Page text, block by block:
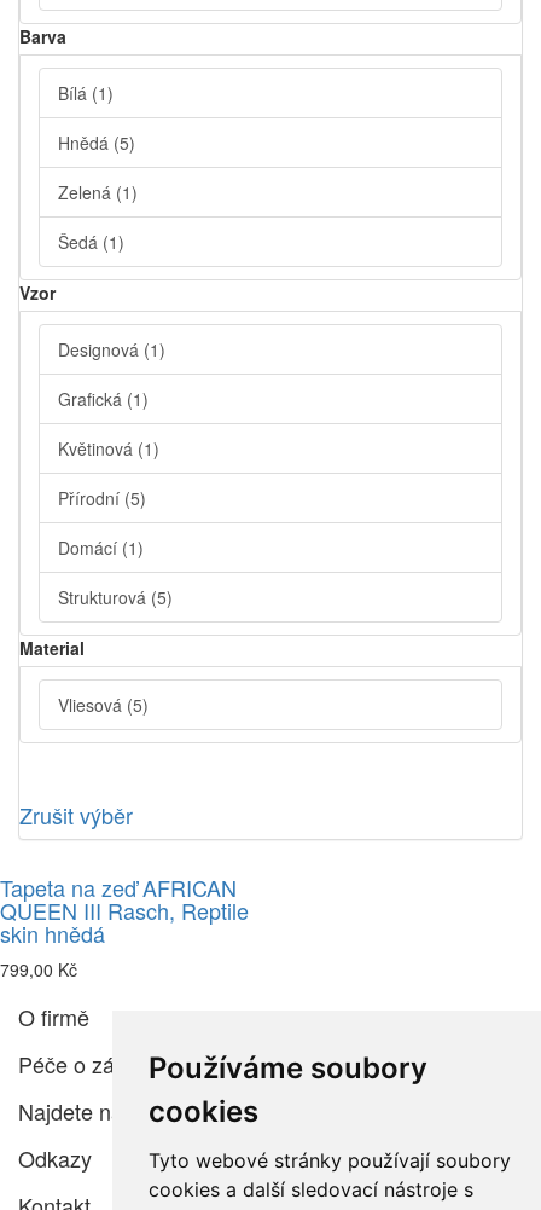
Používáme soubory
cookies
Tyto webové stránky používají soubory
cookies a další sledovací nástroje s
Barva
Bílá (1)
Hnědá (5)
Zelená (1)
Šedá (1)
Vzor
Designová (1)
Grafická (1)
Květinová (1)
Přírodní (5)
Domácí (1)
Strukturová (5)
Material
Vliesová (5)
Zrušit výběr
Tapeta na zeď AFRICAN
QUEEN III Rasch, Reptile
skin hnědá
799,00 Kč
O firmě
Péče o zákazníka
Najdete nás
Odkazy